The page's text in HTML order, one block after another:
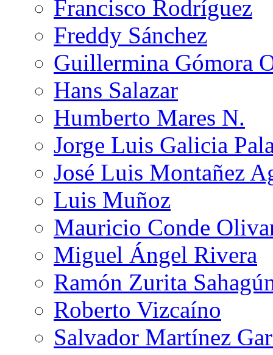
Francisco Rodríguez
Freddy Sánchez
Guillermina Gómora
Hans Salazar
Humberto Mares N.
Jorge Luis Galicia
José Luis Montañez
Luis Muñoz
Mauricio Conde
Miguel Ángel Rivera
Ramón Zurita
Roberto Vizcaíno
Salvador Martínez